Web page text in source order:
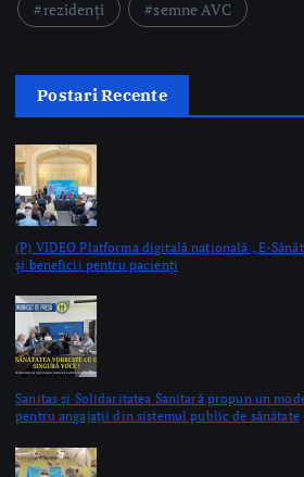
Postari Recente
(P) VIDEO Platforma digitală naţională „E-
și beneficii pentru pacienți
by Mateescu Cristi
Sanitas şi Solidaritatea Sanitară propun un
pentru angajaţii din sistemul public de sănătate
by Briana Teodorescu
Premieră medicală la Spitalul Orășenesc